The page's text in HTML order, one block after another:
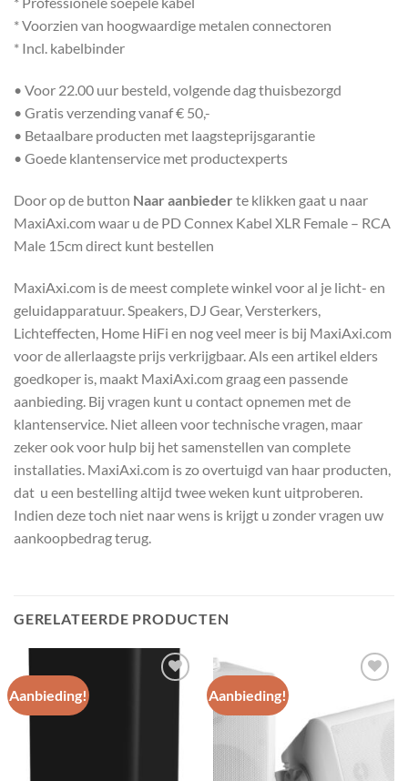
* Voorzien van hoogwaardige metalen connectoren
* Incl. kabelbinder
• Voor 22.00 uur besteld, volgende dag thuisbezorgd
• Gratis verzending vanaf € 50,-
• Betaalbare producten met laagsteprijsgarantie
• Goede klantenservice met productexperts
Door op de button Naar aanbieder te klikken gaat u naar
MaxiAxi.com waar u de PD Connex Kabel XLR Female – RCA
Male 15cm direct kunt bestellen
MaxiAxi.com is de meest complete winkel voor al je licht- en
geluidapparatuur. Speakers, DJ Gear, Versterkers,
Lichteffecten, Home HiFi en nog veel meer is bij MaxiAxi.com
voor de allerlaagste prijs verkrijgbaar. Als een artikel elders
goedkoper is, maakt MaxiAxi.com graag een passende
aanbieding. Bij vragen kunt u contact opnemen met de
klantenservice. Niet alleen voor technische vragen, maar
zeker ook voor hulp bij het samenstellen van complete
installaties. MaxiAxi.com is zo overtuigd van haar producten,
dat u een bestelling altijd twee weken kunt uitproberen.
Indien deze toch niet naar wens is krijgt u zonder vragen uw
aankoopbedrag terug.
GERELATEERDE PRODUCTEN
Aanbieding! Aanbieding!